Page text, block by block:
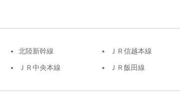
北陸新幹線
ＪＲ信越本線
ＪＲ中央本線 ＪＲ飯田線